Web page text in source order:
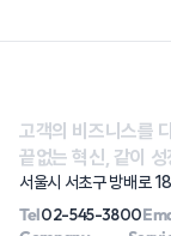
고객의 비즈니스를
끝없는 혁신, 같이
서울시 서초구 방배로
Tel02-545-3800